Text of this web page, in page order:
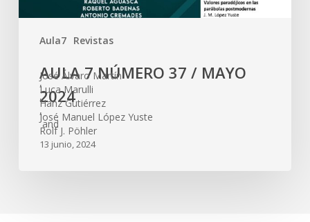
Aula7 Revistas
AULA 7 NÚMERO 37 / MAYO
2024
José Álvaro Martín
,
Luca Marulli
,
Hanz Gutiérrez
,
José Manuel López Yuste
and
Rolf J. Pöhler
13 junio, 2024